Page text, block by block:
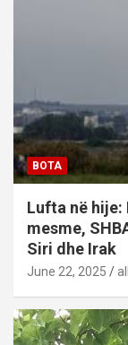
BOTA
Lufta në
mesme,
Siri dhe Irak
June 22, 2025